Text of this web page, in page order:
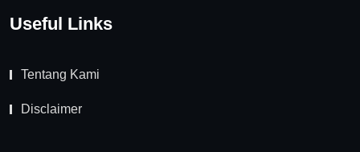
Useful Links
Tentang Kami
Disclaimer